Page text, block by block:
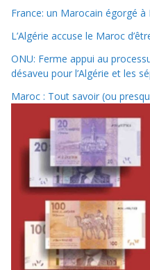
France: un Marocain égorgé à
L’Algérie accuse le Maroc
ONU: Ferme appui au
désaveu pour l’Algérie et les
Maroc : Tout savoir (ou